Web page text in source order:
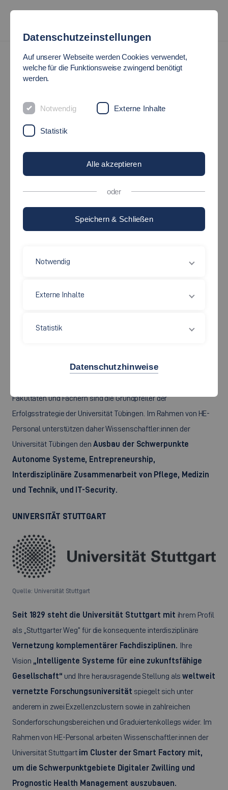
PARTNER
Partneruniversitäten
Die Eberhard-Karls-Universität Tübingen
gehört mit ihrer
Universitäten Europas.
außeruniversitären Forschungseinrichtungen weltweit.
Fakultäten und Fächern sind die Grundpfeiler der
Erfolgsstrategie der Universität Tübingen. Im Rahmen von HE-
Personal unterstützen daher Wissenschaftler:innen der
Universität Tübingen den Ausbau der Schwerpunkte
Autonome Systeme, Entrepreneurship,
Interdisziplinäre Zusammenarbeit von Pflege, Medizin
und Technik, und
IT-Security.
UNIVERSITÄT STUTTGART
Quelle: Universität Stuttgart
Seit 1829 steht die Universität Stuttgart mit ihrem Profil
als „Stuttgarter Weg“ für die konsequente interdisziplinäre
Vernetzung komplementärer Fachdisziplinen. Ihre
Vision „Intelligente Systeme für eine zukunftsfähige
Gesellschaft“ und Ihre herausragende Stellung alsweltweit
vernetzte Forschungsuniversität spiegelt sich unter
anderem in zwei Exzellenzclustern sowie in zahlreichen
Sonderforschungsbereichen und Graduiertenkollegs wider. Im
Rahmen von HE-Personal arbeiten Wissenschaftler:innen der
Universität Stuttgart im Clusterder Smart Factory mit,
um die Schwerpunktgebiete Digitaler Zwilling und
Prognostic Health Management auszubauen.
Datenschutzeinstellungen
Auf unserer Webseite werden Cookies verwendet,
welche für die Funktionsweise zwingend benötigt
werden.
Notwendig Externe Inhalte
Statistik
Alle akzeptieren
oder
Speichern & Schließen
Notwendig
Externe Inhalte
Statistik
Datenschutzhinweise